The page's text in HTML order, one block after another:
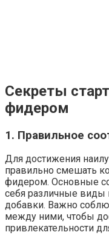
Секреты
фидером
1. Правильное
Для достижения
правильно смешать
фидером. Основные
себя различные виды
добавки. Важно
между ними, чтобы
привлекательности